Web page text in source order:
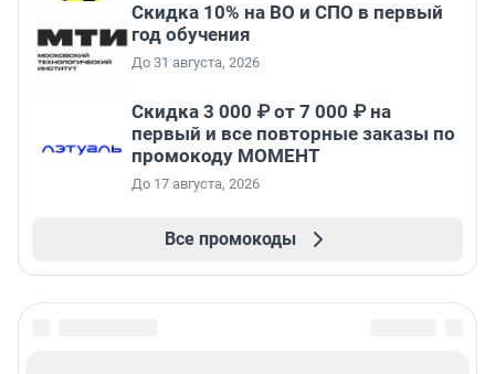
Скидка 10% на ВО и СПО в первый
год обучения
До 31 августа, 2026
Скидка 3 000 ₽ от 7 000 ₽ на
первый и все повторные заказы по
промокоду МОМЕНТ
До 17 августа, 2026
Все промокоды